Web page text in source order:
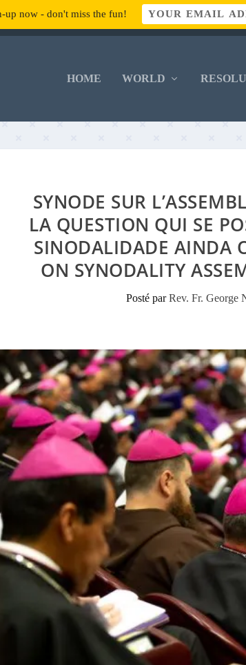
HOME WORLD
SYNODE SUR
LA QUESTION QUI SE
SINODALIDADE AINDA
ON SYNODALITY
Posté parRev. Fr. George
up now - don't miss the fun!